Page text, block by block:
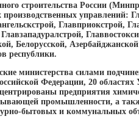
строительства России
управлений:
Главприокстрой,
Белорусской,
республики.
министерства силами
Федерации, 20
предприятия
промышленности, а
бытовых и коммунальных